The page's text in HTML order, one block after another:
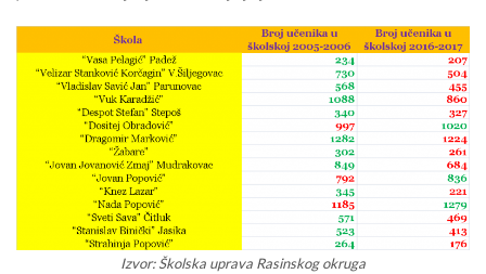
Izvor: Školska uprava Rasinskog okruga